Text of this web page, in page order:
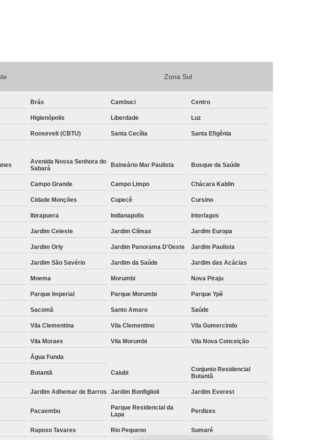
Zona Sul
Brás Cambuci Centro
Higienópolis Liberdade Luz
Roosevelt (CBTU) Santa Cecília Santa Efigênia
Avenida Nossa Senhora do
Sabará
Balneário Mar Paulista Bosque da Saúde
Campo Grande Campo Limpo Chácara Kablin
Cidade Monções Cupecê Cursino
Ibirapuera Indianapolis Interlagos
Jardim Celeste Jardim Clímax Jardim Europa
Jardim Orly Jardim Panorama D'Oeste Jardim Paulista
Jardim São Savério Jardim da Saúde Jardim das Acácias
Moema Morumbi Nova Piraju
Parque Imperial Parque Morumbi Parque Ypê
Sacomã Santo Amaro Saúde
Vila Clementina Vila Clementino Vila Gumercindo
Vila Moraes Vila Morumbi Vila Nova Conceição
Água Funda
Butantã Caiubi
Conjunto Residencial
Butantã
Jardim Adhemar de Barros Jardim Bonfiglioli Jardim Everest
Pacaembu
Parque Residencial da
Lapa
Perdizes
Raposo Tavares Rio Pequeno Sumaré